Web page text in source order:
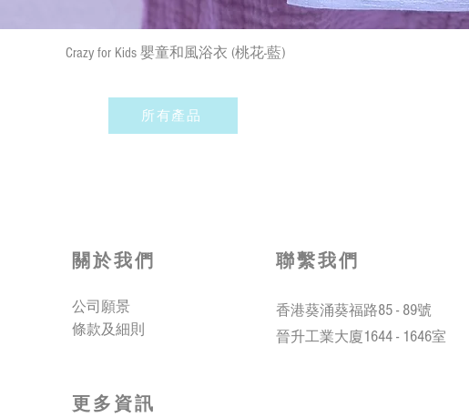
快速瀏覽
Crazy for Kids 嬰童和風浴衣 (桃花-藍)
所有產品
關於我們
公司願景
條款及細則
聯繫我們
香港葵涌葵福路85 - 89號
晉升工業大廈1644 - 1646室
更多資訊